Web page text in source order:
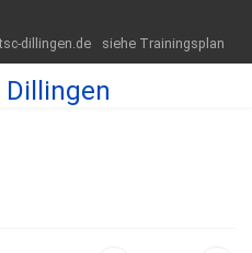
dillingen.de siehe Trainingsplan